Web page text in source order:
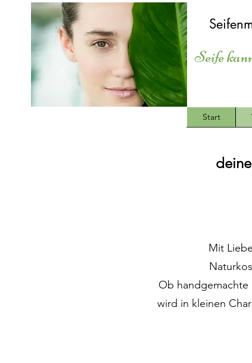
Seife
Start
Mit
Ob
wird in kleinen